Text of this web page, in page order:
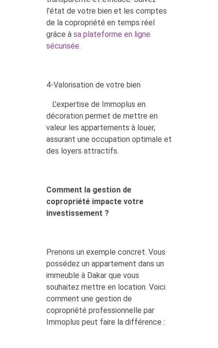
l'état de votre bien et les comptes
de la copropriété en temps réel
grâce à sa plateforme en ligne
sécurisée.
4-Valorisation de votre bien
L'expertise de Immoplus en
décoration permet de mettre en
valeur les appartements à louer,
assurant une occupation optimale et
des loyers attractifs.
Comment la gestion de
copropriété impacte votre
investissement ?
Prenons un exemple concret. Vous
possédez un appartement dans un
immeuble à Dakar que vous
souhaitez mettre en location. Voici
comment une gestion de
copropriété professionnelle par
Immoplus peut faire la différence :